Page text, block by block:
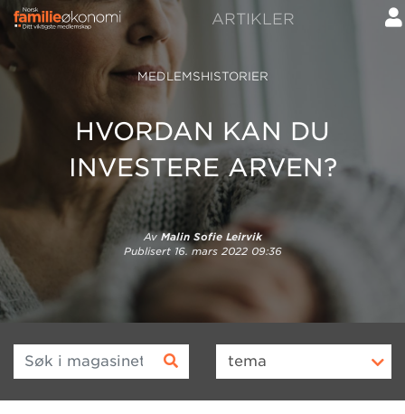
ARTIKLER
MEDLEMSHISTORIER
HVORDAN KAN DU
INVESTERE ARVEN?
AvMalin Sofie Leirvik
Publisert 16. mars 2022 09:36
Søk i magasinet tema